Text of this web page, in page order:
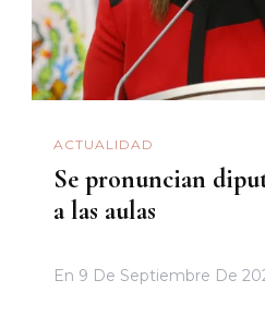
ACTUALIDAD
Se pronuncian
a las aulas
En 9 De Septiembre De